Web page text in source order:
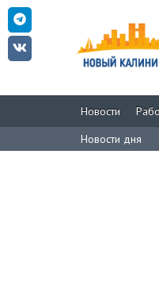
Новости
Новости дня